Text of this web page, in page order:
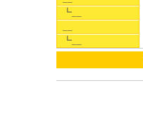
┗__
┗__